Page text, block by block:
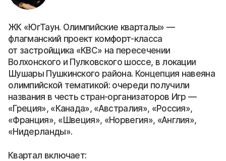
ЖК «ЮгТаун. Олимпийские кварталы» —
флагманский проект комфорт-класса
от застройщика «КВС» на пересечении
Волхонского и Пулковского шоссе, в локации
Шушары Пушкинского района. Концепция навеяна
олимпийской тематикой: очереди получили
названия в честь стран-организаторов Игр —
«Греция», «Канада», «Австралия», «Россия»,
«Франция», «Швеция», «Норвегия», «Англия»,
«Нидерланды».
Квартал включает: